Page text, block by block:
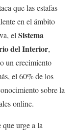
que las estafas
en el ámbito
elSistema
del Interior,
un crecimiento
el 60% de los
sobre la
online.
que urge a la